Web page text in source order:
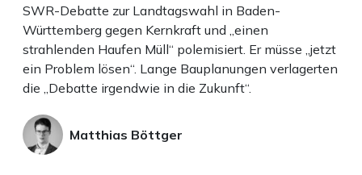
SWR-Debatte zur Landtagswahl in Baden-
Württemberg gegen Kernkraft und „einen
strahlenden Haufen Müll“ polemisiert. Er müsse „jetzt
ein Problem lösen“. Lange Bauplanungen verlagerten
die „Debatte irgendwie in die Zukunft“.
Matthias Böttger